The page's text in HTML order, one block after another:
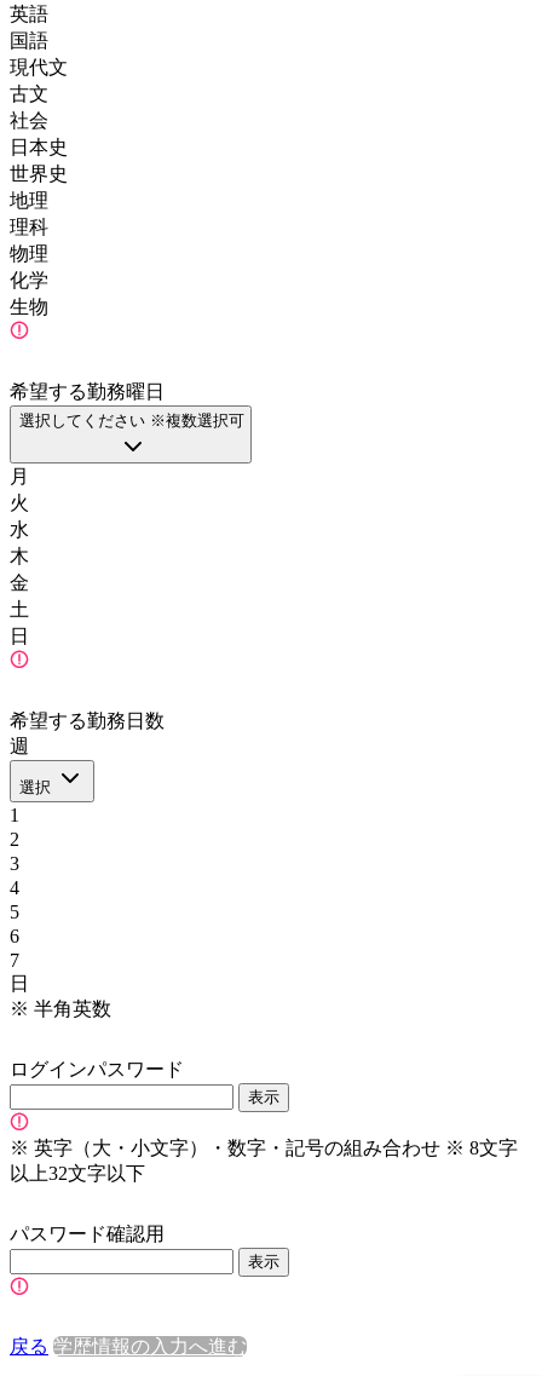
英語
国語
現代文
古文
社会
日本史
世界史
地理
理科
物理
化学
生物
希望する勤務曜日
選択してください ※複数選択可
月
火
水
木
金
土
日
希望する勤務日数
週
選択
1
2
3
4
5
6
7
日
※ 半角英数
ログインパスワード
表示
※ 英字（大・小文字）・数字・記号の組み合わせ ※ 8文字
以上32文字以下
パスワード確認用
表示
戻る 学歴情報の入力へ進む